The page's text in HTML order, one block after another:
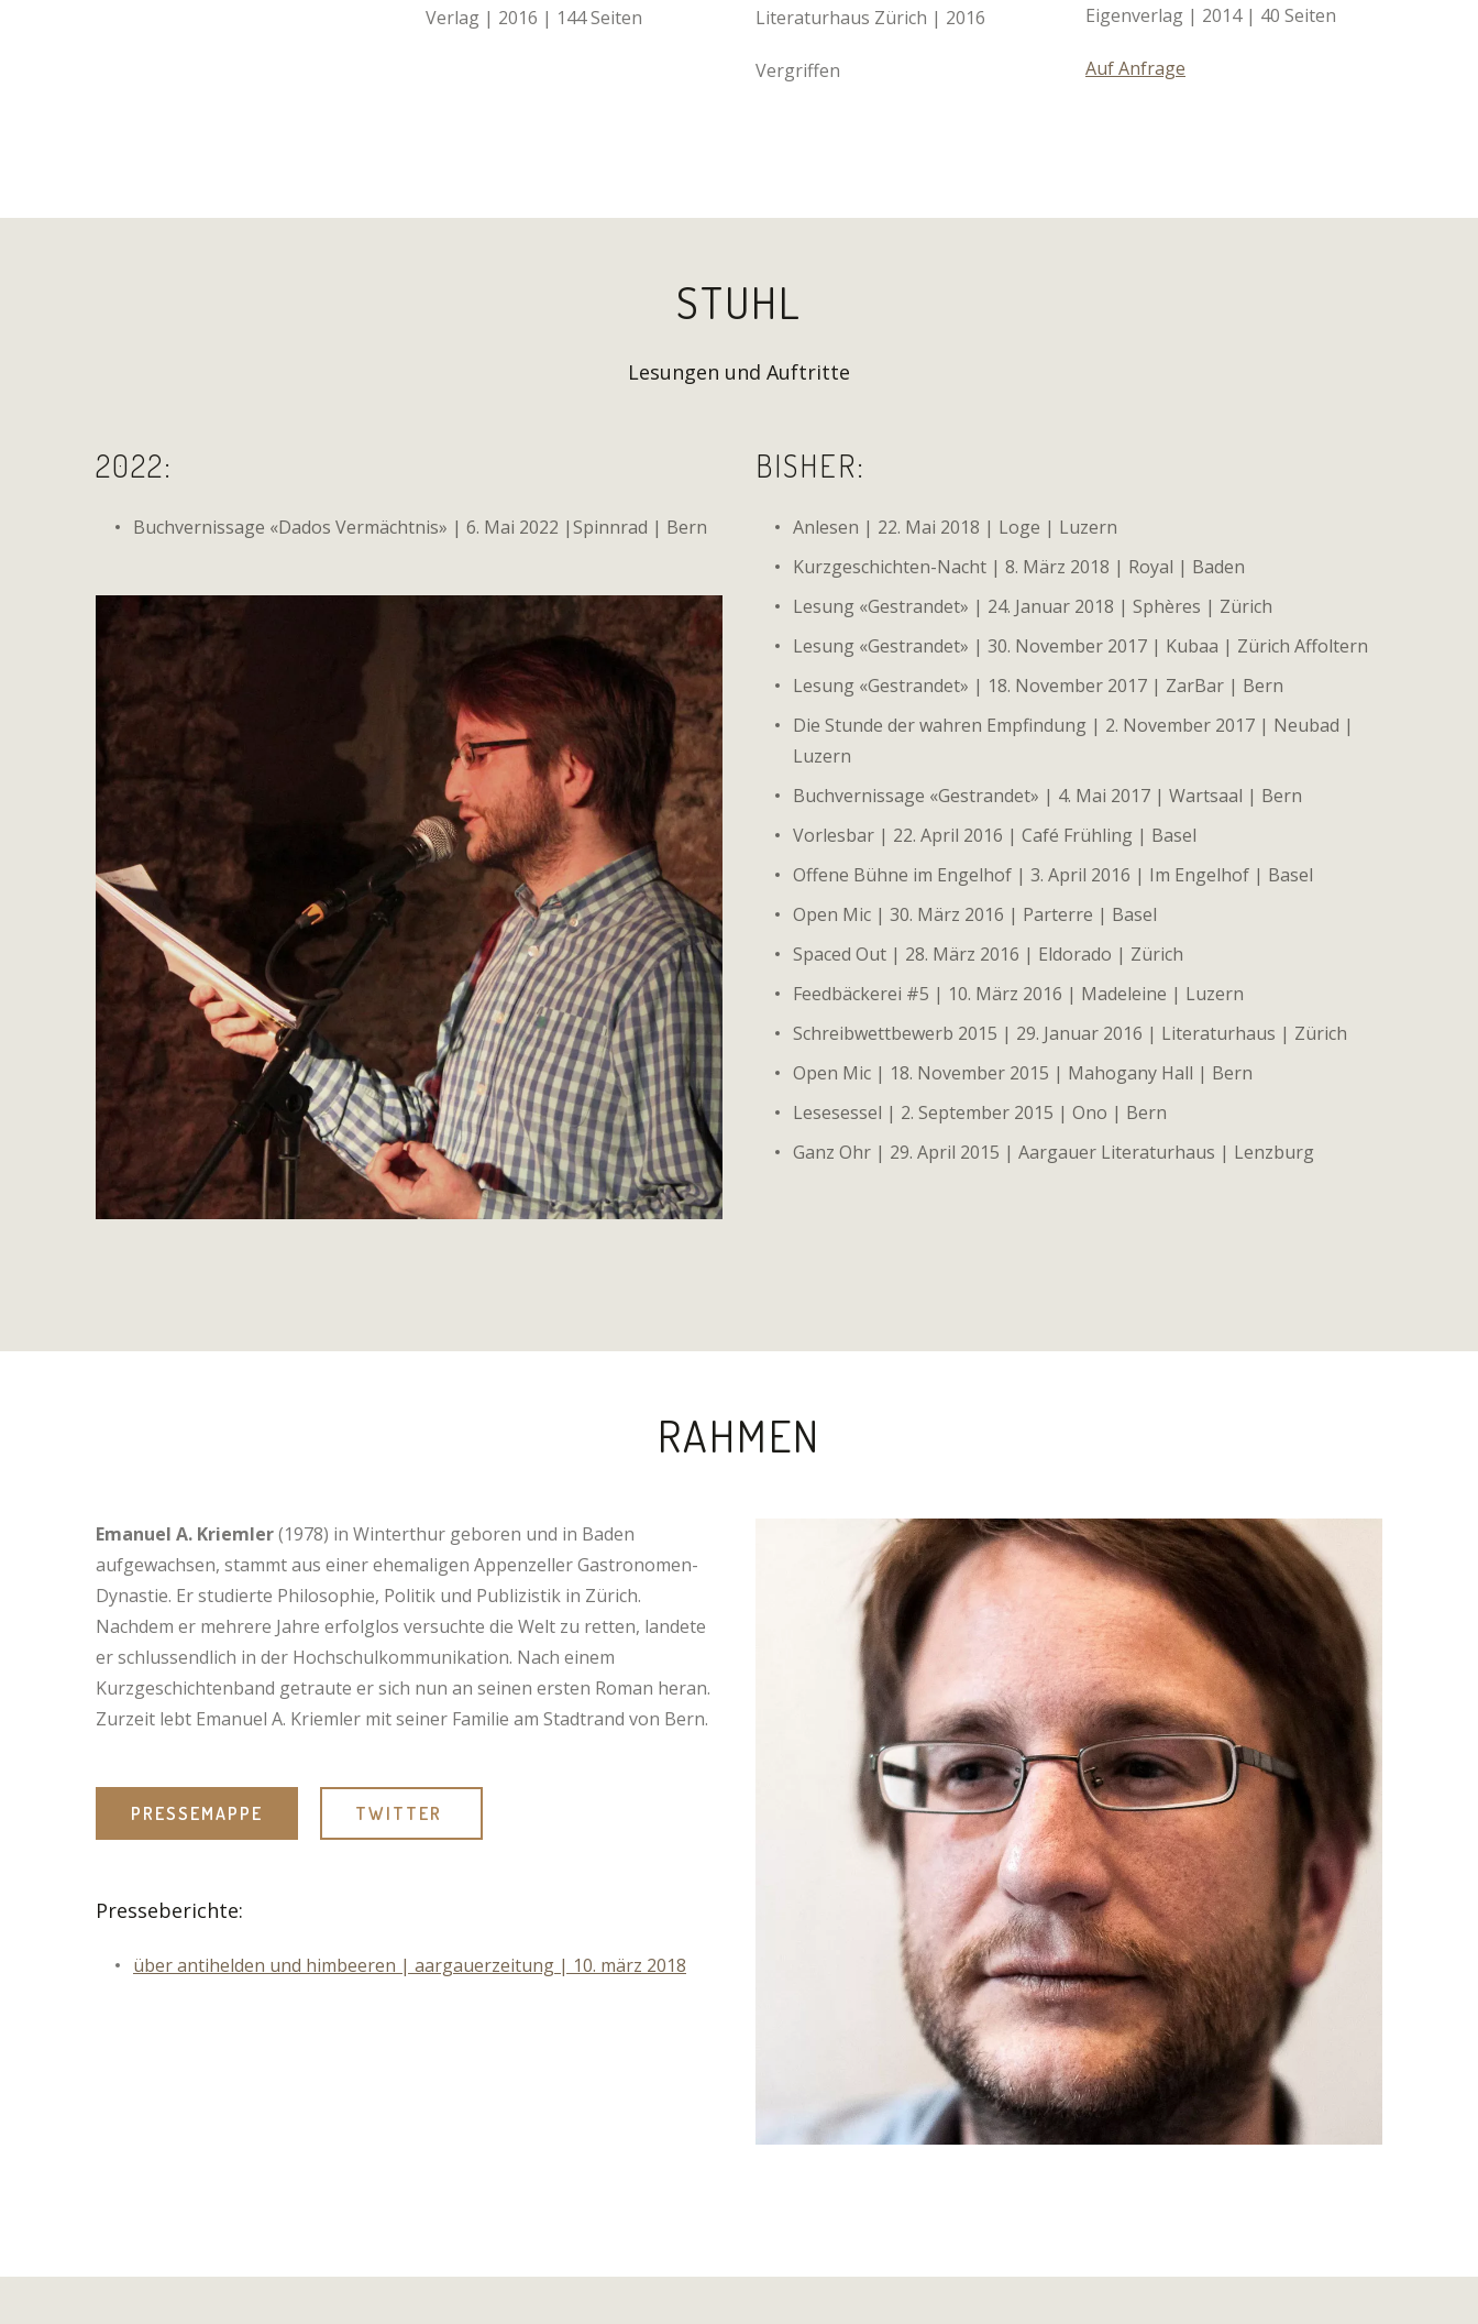
Verlag | 2016 | 144 Seiten
Literaturhaus Zürich | 2016
Vergriffen
Eigenverlag | 2014 | 40 Seiten
Auf Anfrage
STUHL
Lesungen und Auftritte
2022:
Buchvernissage «Dados Vermächtnis» | 6. Mai 2022 |Spinnrad | Bern
BISHER:
Anlesen | 22. Mai 2018 | Loge | Luzern
Kurzgeschichten-Nacht | 8. März 2018 | Royal | Baden
Lesung «Gestrandet» | 24. Januar 2018 | Sphères | Zürich
Lesung «Gestrandet» | 30. November 2017 | Kubaa | Zürich Affoltern
Lesung «Gestrandet» | 18. November 2017 | ZarBar | Bern
Die Stunde der wahren Empfindung | 2. November 2017 | Neubad |
Luzern
Buchvernissage «Gestrandet» | 4. Mai 2017 | Wartsaal | Bern
Vorlesbar | 22. April 2016 | Café Frühling | Basel
Offene Bühne im Engelhof | 3. April 2016 | Im Engelhof | Basel
Open Mic | 30. März 2016 | Parterre | Basel
Spaced Out | 28. März 2016 | Eldorado | Zürich
Feedbäckerei #5 | 10. März 2016 | Madeleine | Luzern
Schreibwettbewerb 2015 | 29. Januar 2016 | Literaturhaus | Zürich
Open Mic | 18. November 2015 | Mahogany Hall | Bern
Lesesessel | 2. September 2015 | Ono | Bern
Ganz Ohr | 29. April 2015 | Aargauer Literaturhaus | Lenzburg
RAHMEN
Emanuel A. Kriemler(1978) in Winterthur geboren und in Baden
aufgewachsen, stammt aus einer ehemaligen Appenzeller Gastronomen-
Dynastie. Er studierte Philosophie, Politik und Publizistik in Zürich.
Nachdem er mehrere Jahre erfolglos versuchte die Welt zu retten, landete
er schlussendlich in der Hochschulkommunikation. Nach einem
Kurzgeschichtenband getraute er sich nun an seinen ersten Roman heran.
Zurzeit lebt Emanuel A. Kriemler mit seiner Familie am Stadtrand von Bern.
PRESSEMAPPE TWITTER
Presseberichte:
über antihelden und himbeeren | aargauerzeitung | 10. märz 2018